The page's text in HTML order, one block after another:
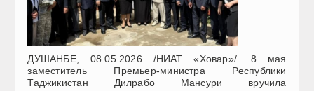
ДУШАНБЕ, 08.05.2026 /НИАТ «Ховар»/.
8 мая
заместитель Премьер-министра Республики
Таджикистан Дилрабо Мансури вручила